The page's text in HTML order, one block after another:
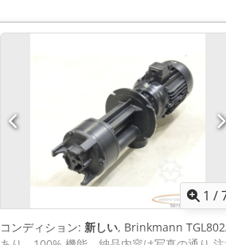
1 /
コンディション: 新しい, Brinkmann